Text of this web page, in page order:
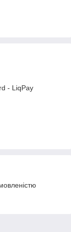
- LiqPay